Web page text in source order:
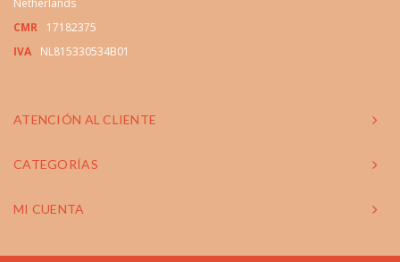
Netherlands
CMR
17182375
IVA
NL815330534B01
ATENCIÓN AL CLIENTE
CATEGORÍAS
MI CUENTA